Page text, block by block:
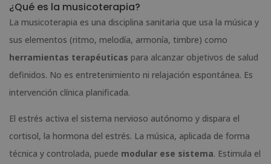
¿Qué es la musicoterapia?
La musicoterapia es una disciplina sanitaria que usa la música y
sus elementos (ritmo, melodía, armonía, timbre) como
herramientas terapéuticas para alcanzar objetivos de salud
definidos. No es entretenimiento ni relajación espontánea. Es
intervención clínica planificada.
El estrés activa el sistema nervioso autónomo y dispara el
cortisol, la hormona del estrés. La música, aplicada de forma
técnica y controlada, puede modular ese sistema. Estimula el